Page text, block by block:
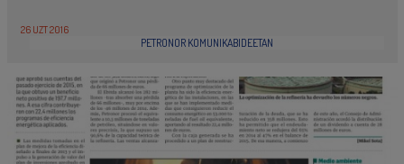
26 UZT 2016
PETRONOR KOMUNIKABIDEETAN